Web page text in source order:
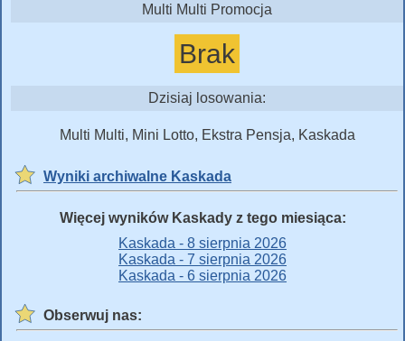
Multi Multi Promocja
Brak
Dzisiaj losowania:
Multi Multi, Mini Lotto, Ekstra Pensja, Kaskada
Wyniki archiwalne Kaskada
Więcej wyników Kaskady z tego miesiąca:
Kaskada - 8 sierpnia 2026
Kaskada - 7 sierpnia 2026
Kaskada - 6 sierpnia 2026
Obserwuj nas: